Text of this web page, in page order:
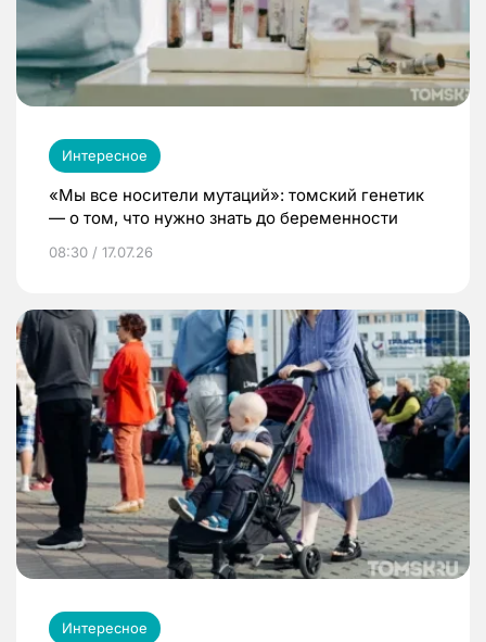
Интересное
«Мы все носители мутаций»: томский генетик
— о том, что нужно знать до беременности
08:30 / 17.07.26
Интересное